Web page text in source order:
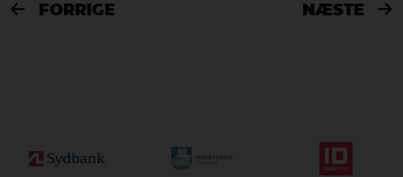
 FORRIGE NÆSTE 